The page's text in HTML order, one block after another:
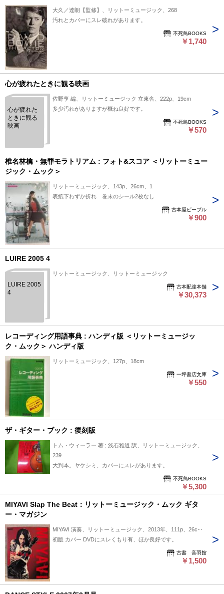
大久／達朗【監修】、リットーミュージック、268
汚れとカバーにスレ破れがあります。
不死鳥BOOKS
￥1,740
心が疲れたときに観る映画
心が疲れた
ときに観る
映画
佐野亨 編、リットーミュージック 立東舎、222p、19cm
多少汚れがありますが概ね良好です。
不死鳥BOOKS
￥570
椎名林檎・無罪モラトリアム : フォト&スコア ＜リットーミュー
ジック・ムック＞
リットーミュージック、143p、26cm、1
表紙下わずか折れ 巻末のシール2枚なし
古本屋ピープル
￥900
LUIRE 2005 4
LUIRE 2005
4
リットーミュージック、リットーミュージック
古本配達本舗
￥30,373
レコーディング用語事典 : ハンディ版 ＜リットーミュージッ
ク・ムック＞ ハンディ版
リットーミュージック、127p、18cm
一坪書店文庫
￥550
ザ・ギター・ブック : 復刻版
トム・ウィーラー 著 ; 浅石雅道 訳、リットーミュージック、
239
大判本。ヤケシミ、カバーにスレがあります。
不死鳥BOOKS
￥5,300
MIYAVI Slap The Beat：リットーミュージック・ムック ギタ
ー・マガジン
MIYAVI 演奏、リットーミュージック、2013年、111p、26cm
初版 カバー DVDにスレくもり有、ほか良好です。
古書 音羽館
￥1,500